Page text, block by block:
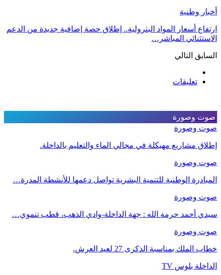
أخبار وطنية
ارتفاع أسعار المواد البترولية.. إطلاق حصة إضافية جديدة من الدعم
الاستثنائي المباشر…
السابق التالي
تعليقات
صوت وصورة
صوت وصورة
إطلاق مشاريع مهيكلة في مجالي الماء والتعليم بالداخلة.
صوت وصورة
المبادرة الوطنية للتنمية البشرية تواصل دعمها للأنشطة المدرة…
صوت وصورة
سيدي أحمد حرمة الله : جهة الداخلة-وادي الذهب، قطب تنموي…
صوت وصورة
خطاب الملك بمناسبة الذكرى 27 لعيد العرش.
الداخلة بلوس TV